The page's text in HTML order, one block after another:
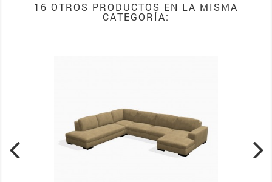
16 OTROS PRODUCTOS EN LA MISMA
CATEGORÍA: